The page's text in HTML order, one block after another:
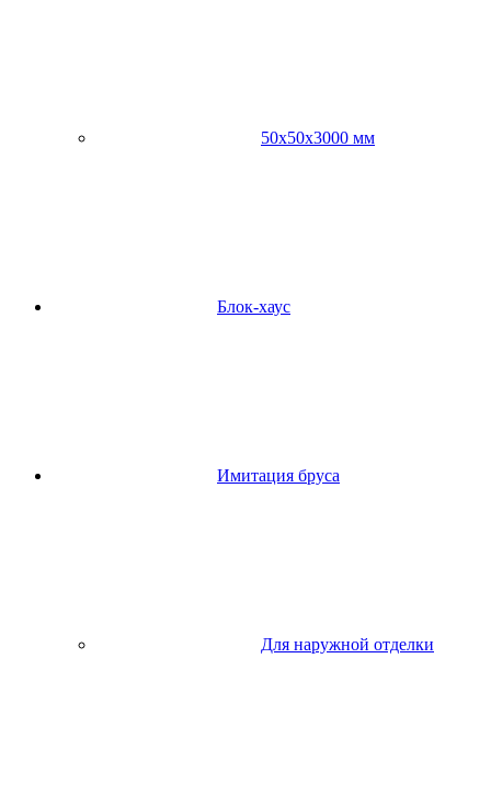
50х50х3000 мм
Блок-хаус
Имитация бруса
Для наружной отделки